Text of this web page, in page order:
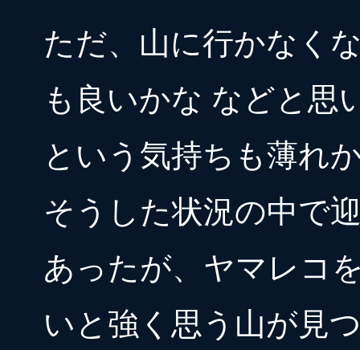
ただ、山に行かなく
も良いかな などと思
という気持ちも薄れ
そうした状況の中で
あったが、ヤマレコ
いと強く思う山が見